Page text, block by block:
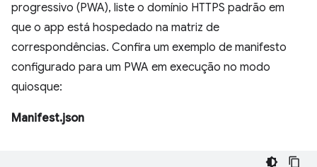
progressivo (PWA), liste o domínio HTTPS padrão em
que o app está hospedado na matriz de
correspondências. Confira um exemplo de manifesto
configurado para um PWA em execução no modo
quiosque:
Manifest.json